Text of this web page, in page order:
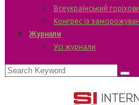
Всеукраїнський
Конгрес із
Журнали
Усі журнали